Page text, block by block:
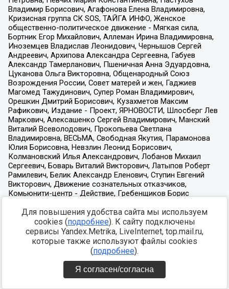
Для повышения удобства сайта мы используем
cookies (подробнее). К сайту подключены
сервисы Yandex.Metrika, LiveInternet, top.mail.ru,
которые также используют файлы cookies
(подробнее).
Я согласен/согласна